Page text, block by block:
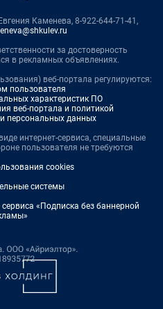
Каменева, 8-922-644-71-41,
за достоверность
в рекламных объявлениях.
веб-портала регулируются:
пользователя
характеристик ПО
веб-портала и политикой
персональных данных
интернет-сервиса, специальные
пользователя не требуются
cookies
системы
«Подписка без баннерной